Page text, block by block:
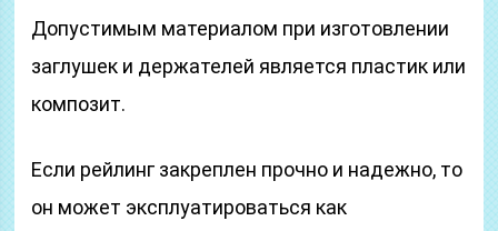
Допустимым материалом при изготовлении
заглушек и держателей является пластик или
композит.
Если рейлинг закреплен прочно и надежно, то
он может эксплуатироваться как